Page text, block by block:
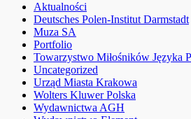
Aktualności
Deutsches Polen-Institut Darmstadt
Muza SA
Portfolio
Towarzystwo Miłośników Języka
Uncategorized
Urząd Miasta Krakowa
Wolters Kluwer Polska
Wydawnictwa AGH